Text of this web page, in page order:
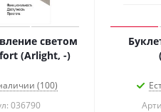
светом
(Arlight, -)
(100)
036790